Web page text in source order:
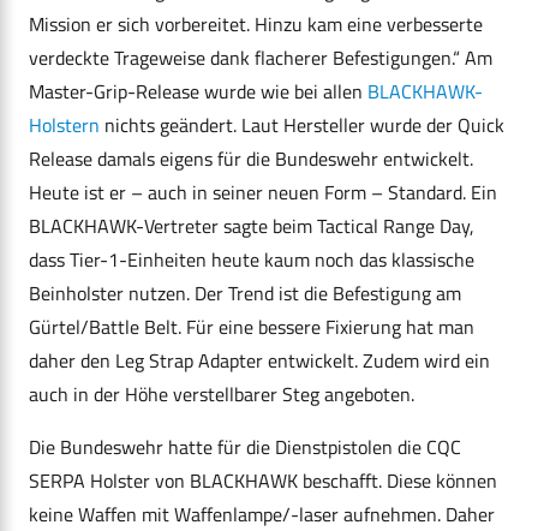
Mission er sich vorbereitet. Hinzu kam eine verbesserte
verdeckte Trageweise dank flacherer Befestigungen.“ Am
Master-Grip-Release wurde wie bei allen BLACKHAWK-
Holstern nichts geändert. Laut Hersteller wurde der Quick
Release damals eigens für die Bundeswehr entwickelt.
Heute ist er – auch in seiner neuen Form – Standard. Ein
BLACKHAWK-Vertreter sagte beim Tactical Range Day,
dass Tier-1-Einheiten heute kaum noch das klassische
Beinholster nutzen. Der Trend ist die Befestigung am
Gürtel/Battle Belt. Für eine bessere Fixierung hat man
daher den Leg Strap Adapter entwickelt. Zudem wird ein
auch in der Höhe verstellbarer Steg angeboten.
Die Bundeswehr hatte für die Dienstpistolen die CQC
SERPA Holster von BLACKHAWK beschafft. Diese können
keine Waffen mit Waffenlampe/-laser aufnehmen. Daher